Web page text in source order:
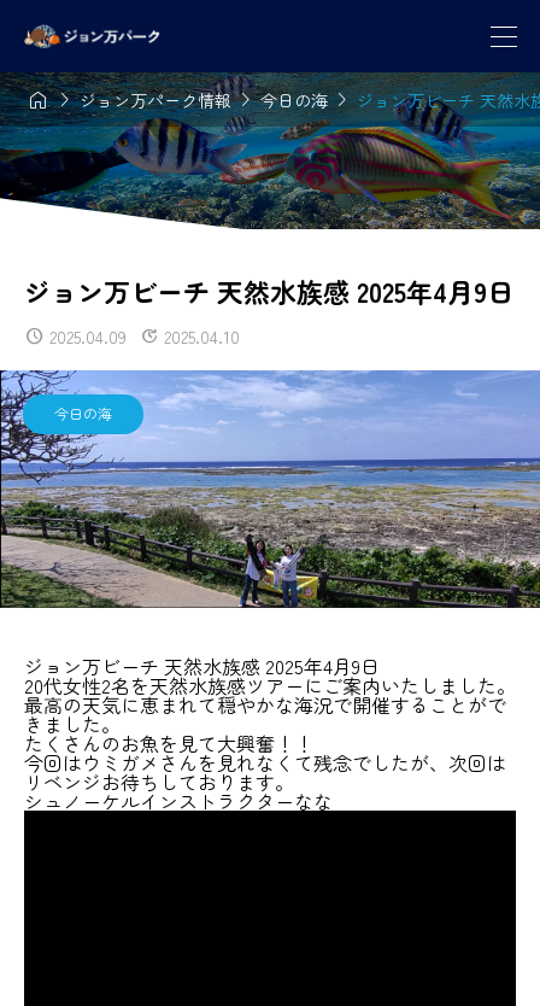
ジョン万パーク情報今日の海ジョン万ビーチ 天然水
ジョン万ビーチ 天然水族感 2025年4月9日
2025.04.09 2025.04.10
今日の海
ジョン万ビーチ 天然水族感 2025年4月9日
20代女性2名を天然水族感ツアーにご案内いたしました。
最高の天気に恵まれて穏やかな海況で開催することがで
きました。
たくさんのお魚を見て大興奮！！
今回はウミガメさんを見れなくて残念でしたが、次回は
リベンジお待ちしております。
シュノーケルインストラクターなな